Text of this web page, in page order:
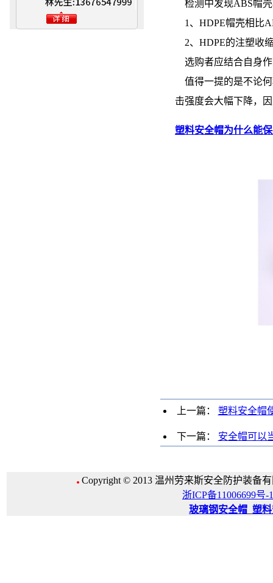
检测中发现ABS帽壳
1、HDPE帽壳相比
2、HDPE的注塑收
选购者应结合自身
值得一提的是不论何
击强度会大幅下降，
塑料安全帽为什么能
上一篇： 塑料安全帽
下一篇： 安全帽可以
Copyright © 2013 温州劳来斯安全防护装备
浙ICP备11006699号-1
玻璃钢安全帽 塑